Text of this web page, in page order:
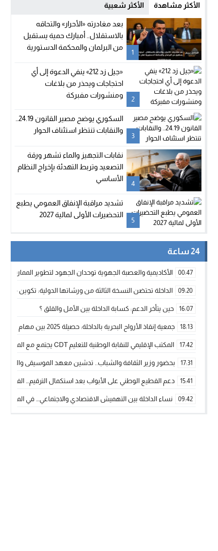
الأكثر مشاهدة الأكثر شعبية
1
بعد مغادرته «الأحرار» والتحاقه
بالاستقلال.. أمبارك حمية يستقيل
من البرلمان والمحكمة الدستورية
2
«جيل زد 212» ينفي الدعوة إلى أي
احتجاجات ويحذر من بلاغات
ومنشورات مفبركة
3
والنقابات تنتظر استئناف الحوار
4
نقابات التجهيز والماء تشهر ورقة
التصعيد وتربط التهدئة بإخراج النظام
الأساسي
5
تشديد مراقبة الإنفاق العمومي يطبع
التحضيرات الأولى لمالية 2027
24 ساعة
00:47 الأكاديمية والعصبة الجهوية توحدان الجهود لتطوير الممارسة
09:20 الداخلة تحتضن النسخة الثالثة من ورشاتها الدولية: تكوين
16:07 حين يتأخر الدعم: كسابة الداخلة بين الأمل والقلق ؟
18:13 جمعية إنقاذ الأرواح البحرية بالداخلة: حصيلة 2025 بين مهام الإنقاذ ومشروع “دار البحار”
17:42 المكتب الإقليمي للنقابة الوطنية للتعليم CDT يجتمع مع المدير الإقليمي لمناقشة ملفات جوهرية لنساء ورجال التعليم
17:31 بحضور وزير الثقافة والشباب.. تدشين معهد الموسيقى والفنون
15:41 دعم القطيع الوطني على الأبواب بعد استكمال الترقيم…
09:42 نساء الداخلة بين التهميش الاقتصادي والاجتماعي… في المؤسسات